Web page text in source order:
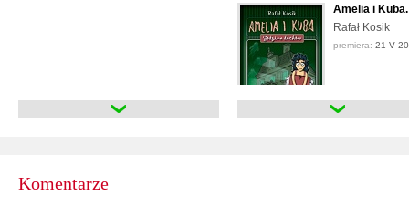
Amelia i
Rafał Kosik
premiera: 21 V
Amelia i
Komentarze